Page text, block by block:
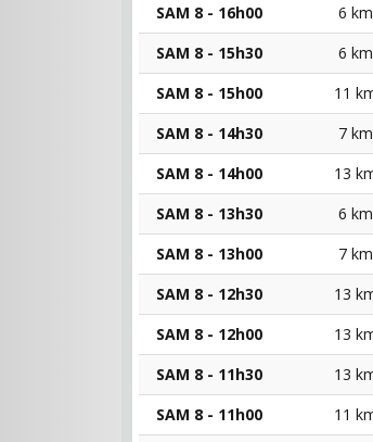
SAM 8 - 16h00
6
SAM 8 - 15h30
6
SAM 8 - 15h00
11
SAM 8 - 14h30
7
SAM 8 - 14h00
13
SAM 8 - 13h30
6
SAM 8 - 13h00
7
SAM 8 - 12h30
13
SAM 8 - 12h00
13
SAM 8 - 11h30
13
SAM 8 - 11h00
11